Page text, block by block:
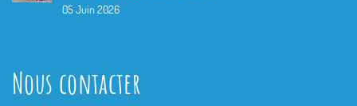
05 Juin 2026
Nous contacter